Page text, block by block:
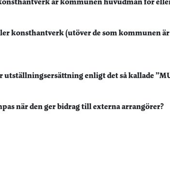
konsthantverk (utöver de som kommunen
enligt det så kallade
när den ger bidrag till externa arrangörer?